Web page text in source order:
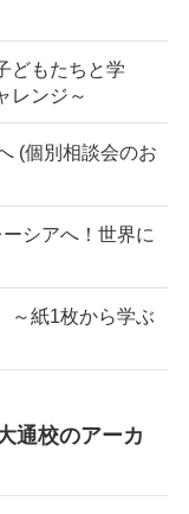
どもたちと学
レンジ～
(個別相談会のお
シアへ！世界に
～紙1枚から学ぶ
通校のアーカ